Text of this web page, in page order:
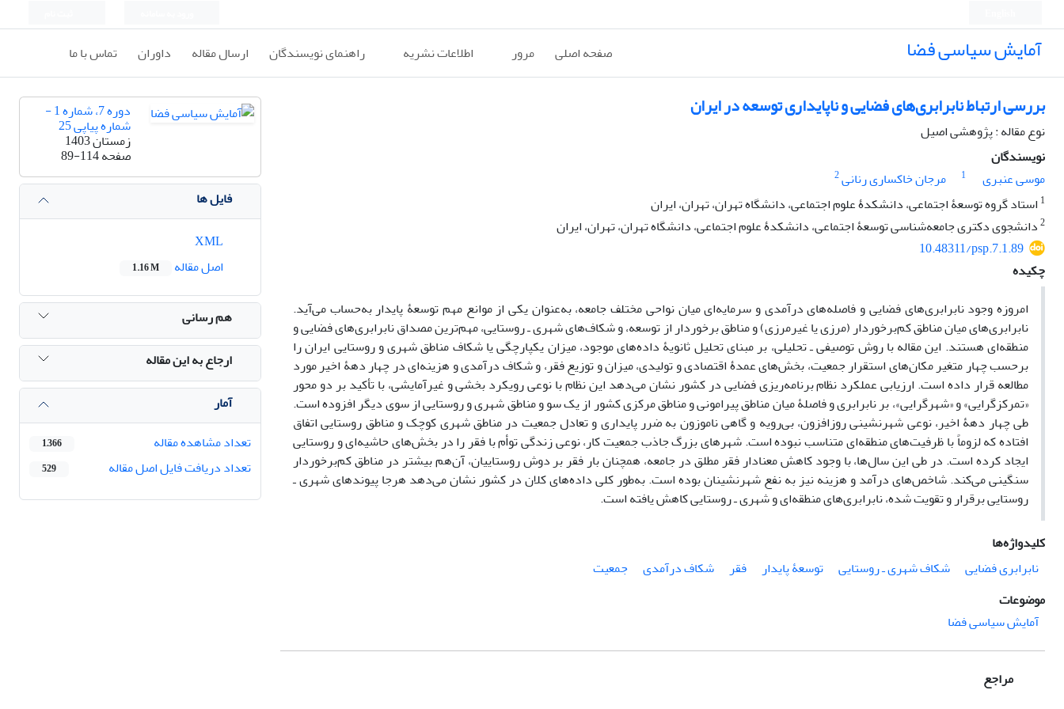
آمایش سیاسی فضا صفحه اصلی مرور اطلاعات نشریه راهنمای نویسندگان ارسال مقاله داوران تماس با ما
بررسی ارتباط نابرابری‌های فضایی و ناپایداری توسعه در ایران
نوع مقاله : پژوهشی اصیل
نویسندگان
موسی عنبری
1 مرجان خاکساری رنانی2
1 استاد گروه توسعۀ اجتماعی، دانشکدۀ علوم اجتماعی، دانشگاه تهران، تهران، ایران
2دانشجوی دکتری جامعه‌شناسی توسعۀ اجتماعی، دانشکدۀ علوم اجتماعی، دانشگاه تهران، تهران، ایران
10.48311/psp.7.1.89
چکیده
امروزه وجود نابرابری‌های فضایی و فاصله‌های درآمدی و سرمایه‌ای میان نواحی مختلف جامعه، به‌عنوان یکی از موانع مهم توسعۀ پایدار به‌حساب می‌آید.
نابرابری‌های میان مناطق کم‌برخوردار (مرزی یا غیرمرزی) و مناطق برخوردار از توسعه، و شکاف‌های شهری ‌ـ ‌روستایی، مهم‌ترین مصداق نابرابری‌های فضایی و
منطقه‌ای هستند. این مقاله با روش توصیفی ـ تحلیلی، بر مبنای تحلیل ثانویۀ داده‌های موجود، میزان یکپارچگی یا شکاف مناطق شهری و روستایی ایران را
برحسب چهار متغیر مکان‌های استقرار جمعیت، بخش‌های عمدۀ اقتصادی و تولیدی، میزان و توزیع فقر، و شکاف درآمدی و هزینه‌ای در چهار دهۀ اخیر مورد
مطالعه قرار داده ‌است. ارزیابی عملکرد نظام برنامه‌ریزی فضایی در کشور نشان می‌دهد این نظام با نوعی رویکرد بخشی و غیرآمایشی، با تأکید بر دو محور
«تمرکزگرایی» و «شهرگرایی»، بر نابرابری‌ و فاصلۀ میان مناطق پیرامونی و مناطق مرکزی کشور از یک سو و مناطق شهری و روستایی از سوی دیگر افزوده ‌‌است.
طی چهار دهۀ اخیر، نوعی شهرنشینی روزافزون، بی‌رویه و گاهی ناموزون به ‌ضرر پایداری و تعادل جمعیت در مناطق شهری کوچک و مناطق روستایی اتفاق
افتاده که لزوماً با ظرفیت‌های منطقه‌ای متناسب نبوده ‌‌است. شهرهای بزرگ جاذب جمعیت کار، نوعی زندگی توأم با فقر را در بخش‌های حاشیه‌ای و روستایی
ایجاد کرده ‌‌است. در طی این سال‌ها، با وجود کاهش معنادار فقر مطلق در جامعه، همچنان بار فقر بر دوش روستاییان، آن‌هم بیشتر در مناطق کم‌برخوردار
سنگینی می‌کند. شاخص‌های درآمد و هزینه نیز به نفع شهرنشینان بوده‌‌ است. به‌طور‌ کلی داده‌های کلان در کشور نشان می‌دهد هرجا پیوندهای شهری‌ ـ
‌روستایی برقرار و تقویت شده، نابرابری‌های منطقه‌ای و شهری ـ‌ روستایی کاهش یافته ‌است.
کلیدواژه‌ها
نابرابری فضایی
شکاف شهری ـ روستایی توسعۀ پایدار فقر شکاف درآمدی
جمعیت
موضوعات
آمایش سیاسی فضا
مراجع
دوره 7، شماره 1 -
شماره پیاپی 25
زمستان 1403
صفحه89-114
فایل ها
اصل مقاله
1.16 M
هم رسانی
ارجاع به این مقاله
آمار
تعداد مشاهده مقاله
1,366
تعداد دریافت فایل اصل مقاله 529